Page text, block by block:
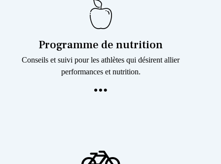
Programme de nutrition
Conseils et suivi pour les athlètes qui désirent allier
performances et nutrition.